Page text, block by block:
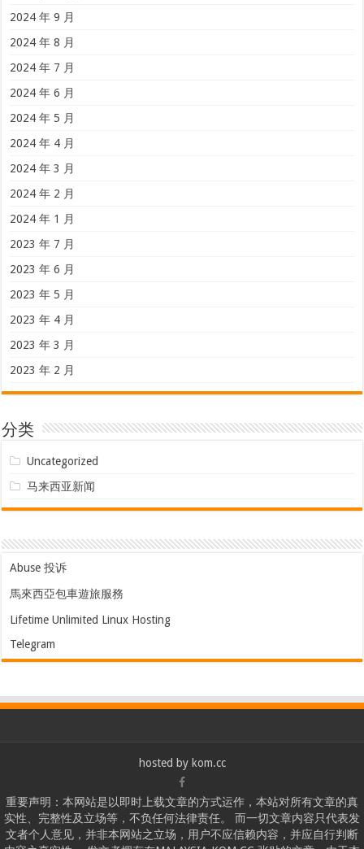
2024 年 9 月
2024 年 8 月
2024 年 7 月
2024 年 6 月
2024 年 5 月
2024 年 4 月
2024 年 3 月
2024 年 2 月
2024 年 1 月
2023 年 7 月
2023 年 6 月
2023 年 5 月
2023 年 4 月
2023 年 3 月
2023 年 2 月
分类
Uncategorized
马来西亚新闻
Abuse 投诉
馬來西亞包車遊旅服務
Lifetime Unlimited Linux Hosting
Telegram
hosted by kom.cc
重要声明：本网站是以即时上载文章的方式运作，本站对所有文章的真
实性、完整性及立场等，不负任何法律责任。 而一切文章内容只代表发
文者个人意见，并非本网站之立场，用户不应信赖内容，并应自行判断